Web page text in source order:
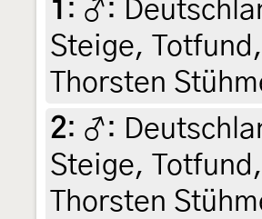
1 : ♂:
Steige,
Thorsten
2: ♂:
Steige,
Thorsten